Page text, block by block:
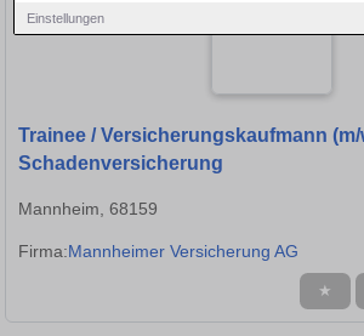
Einstellungen
Trainee / Versicherungskaufmann
Schadenversicherung
Mannheim, 68159
Firma:Mannheimer Versicherung AG
★